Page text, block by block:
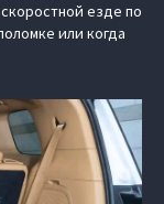
езде по
или когда